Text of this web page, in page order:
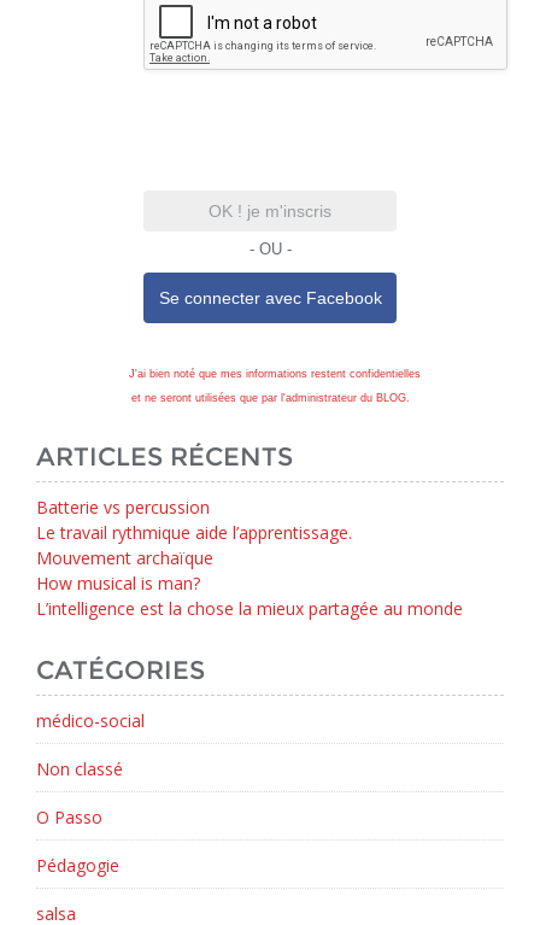
OK ! je m'inscris
- OU -
Se connecter avec Facebook
J'ai bien noté que mes informations restent confidentielles
et ne seront utilisées que par l'administrateur du BLOG.
ARTICLES RÉCENTS
Batterie vs percussion
Le travail rythmique aide l’apprentissage.
Mouvement archaïque
How musical is man?
L’intelligence est la chose la mieux partagée au monde
CATÉGORIES
médico-social
Non classé
O Passo
Pédagogie
salsa